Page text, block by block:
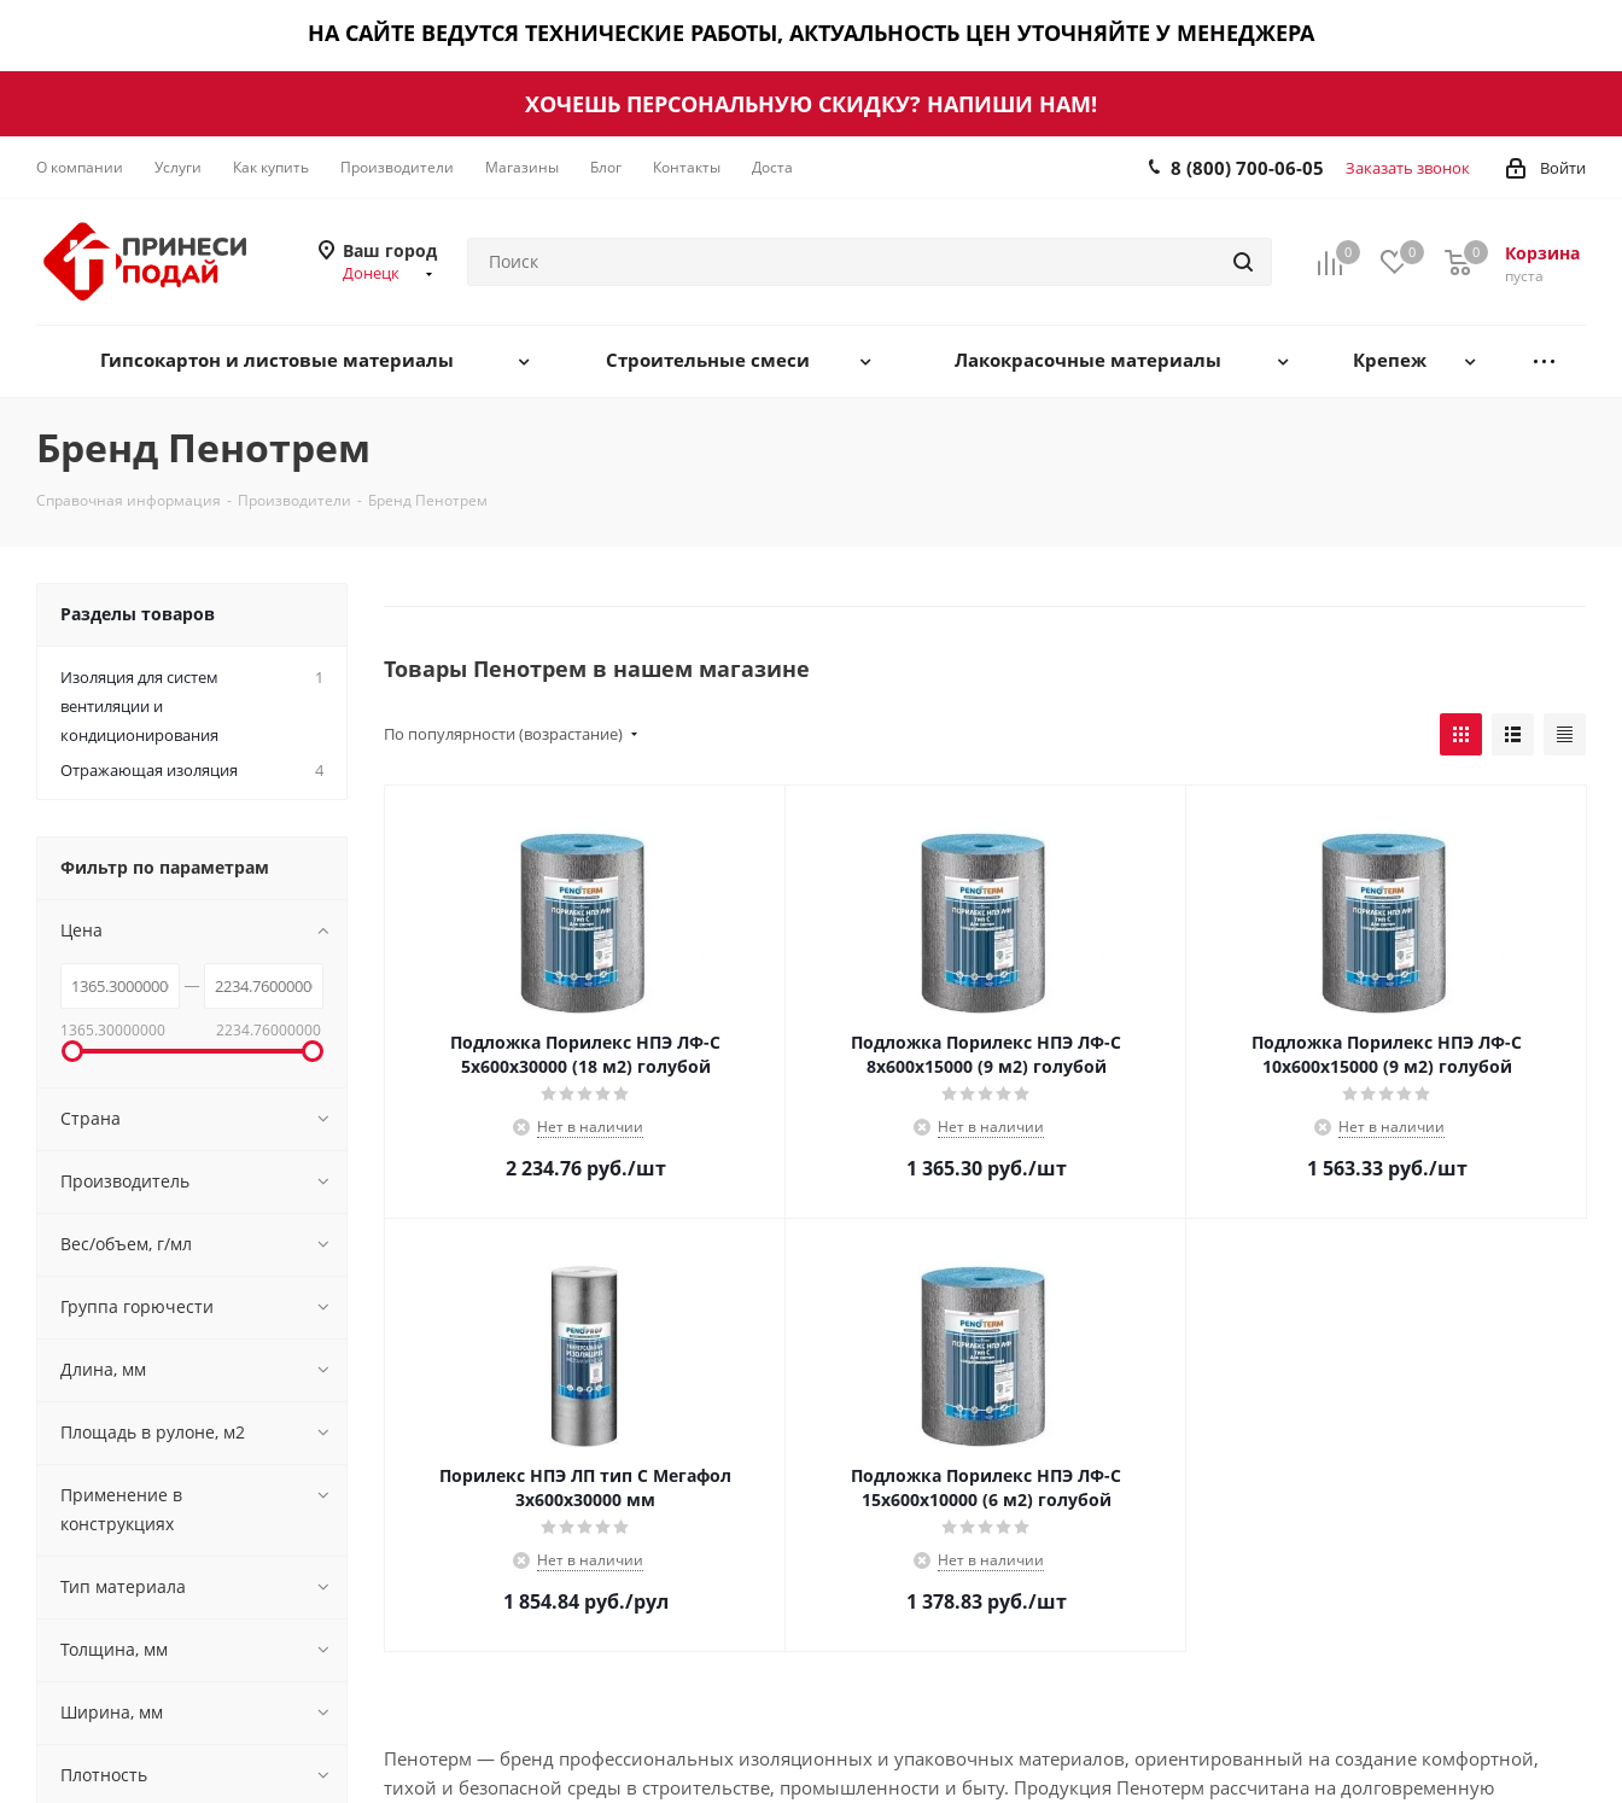
НА САЙТЕ ВЕДУТСЯ ТЕХНИЧЕСКИЕ РАБОТЫ, АКТУАЛЬНОСТЬ ЦЕН УТОЧНЯЙТЕ У МЕНЕДЖЕРА
ХОЧЕШЬ ПЕРСОНАЛЬНУЮ СКИДКУ? НАПИШИ НАМ!
О компании Услуги Как купить Производители Магазины Блог Контакты Доставка Войти
8 (800) 700-06-05 Заказать звонок
Ваш город
Донецк
0 0 Корзина
0
пуста
0
Гипсокартон и листовые материалы Строительные смеси Лакокрасочные материалы Крепеж
Бренд Пенотрем
Справочная информация - Производители - Бренд Пенотрем
Товары Пенотрем в нашем магазине
По популярности (возрастание)
Подложка Порилекс НПЭ ЛФ-С
5х600х30000 (18 м2) голубой
Нет в наличии
2 234.76руб./шт
Подложка Порилекс НПЭ ЛФ-С
8х600х15000 (9 м2) голубой
Нет в наличии
1 365.30руб./шт
Подложка Порилекс НПЭ ЛФ-С
10х600х15000 (9 м2) голубой
Нет в наличии
1 563.33руб./шт
Порилекс НПЭ ЛП тип С Мегафол
3х600х30000 мм
Нет в наличии
1 854.84руб./рул
Подложка Порилекс НПЭ ЛФ-С
15х600х10000 (6 м2) голубой
Нет в наличии
1 378.83руб./шт
Пенотерм — бренд профессиональных изоляционных и упаковочных материалов, ориентированный на создание комфортной,
тихой и безопасной среды в строительстве, промышленности и быту. Продукция Пенотерм рассчитана на долговременную
Разделы товаров
Изоляция для систем
вентиляции и
кондиционирования
1
Отражающая изоляция 4
Фильтр по параметрам
Цена
1365.30000000 2234.76000000
Страна
Производитель
Вес/объем, г/мл
Группа горючести
Длина, мм
Площадь в рулоне, м2
Применение в
конструкциях
Тип материала
Толщина, мм
Ширина, мм
Плотность